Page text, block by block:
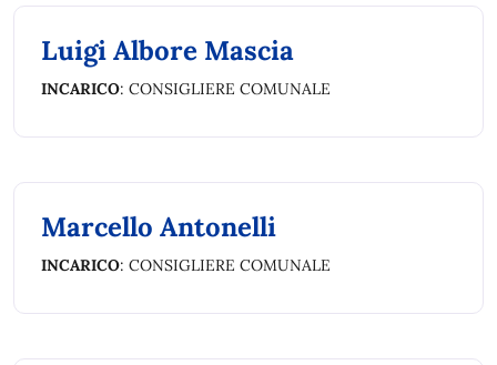
Luigi Albore Mascia
INCARICO: CONSIGLIERE COMUNALE
Marcello Antonelli
INCARICO: CONSIGLIERE COMUNALE